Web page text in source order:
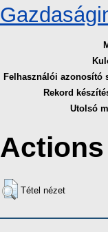
Felhasználói azonosító
Rekord
Utolsó
Tétel nézet